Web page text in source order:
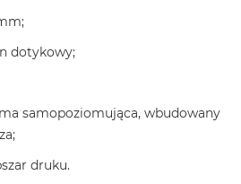
dotykowy;
samopoziomująca, wbudowany
druku.